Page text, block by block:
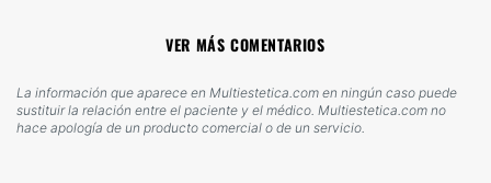
VER MÁS COMENTARIOS
La información que aparece en Multiestetica.com en ningún caso puede
sustituir la relación entre el paciente y el médico. Multiestetica.com no
hace apología de un producto comercial o de un servicio.